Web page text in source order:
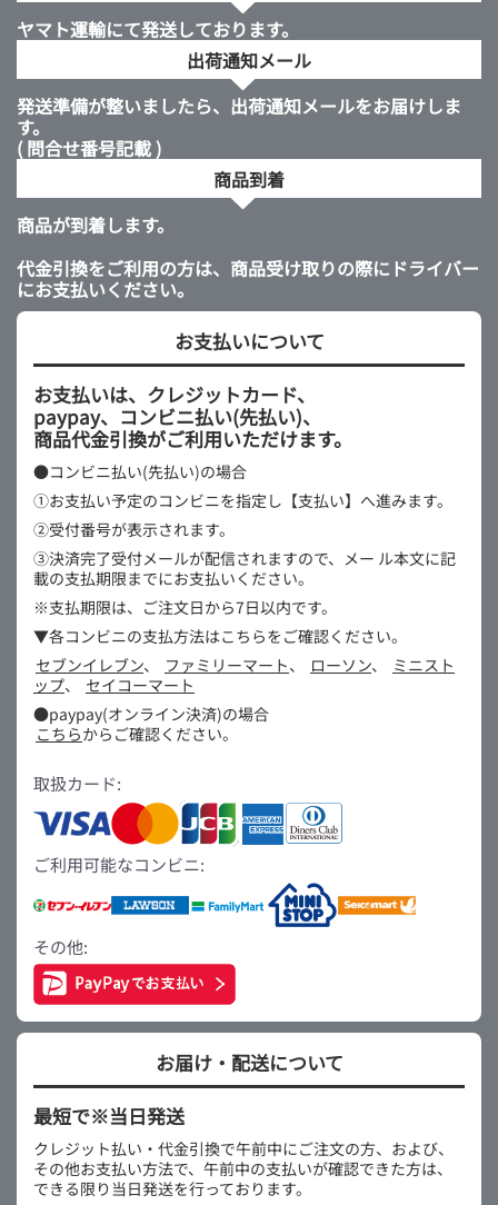
ヤマト運輸にて発送しております。
出荷通知メール
発送準備が整いましたら、出荷通知メールをお届けしま
す。
( 問合せ番号記載 )
商品到着
商品が到着します。
代金引換をご利用の方は、商品受け取りの際にドライバー
にお支払いください。
お支払いについて
お支払いは、クレジットカード、
paypay、コンビニ払い(先払い)、
商品代金引換がご利用いただけます。
●コンビニ払い(先払い)の場合
①お支払い予定のコンビニを指定し【支払い】へ進みます。
②受付番号が表示されます。
③決済完了受付メールが配信されますので、メー ル本文に記
載の支払期限までにお支払いください。
※支払期限は、ご注文日から7日以内です。
▼各コンビニの支払方法はこちらをご確認ください。
セブンイレブン、 ファミリーマート、 ローソン、
ミニスト
ップ、
セイコーマート
●paypay(オンライン決済)の場合
こちらからご確認ください。
取扱カード:
ご利用可能なコンビニ:
その他:
お届け・配送について
最短で※当日発送
クレジット払い・代金引換で午前中にご注文の方、および、
その他お支払い方法で、午前中の支払いが確認できた方は、
できる限り当日発送を行っております。